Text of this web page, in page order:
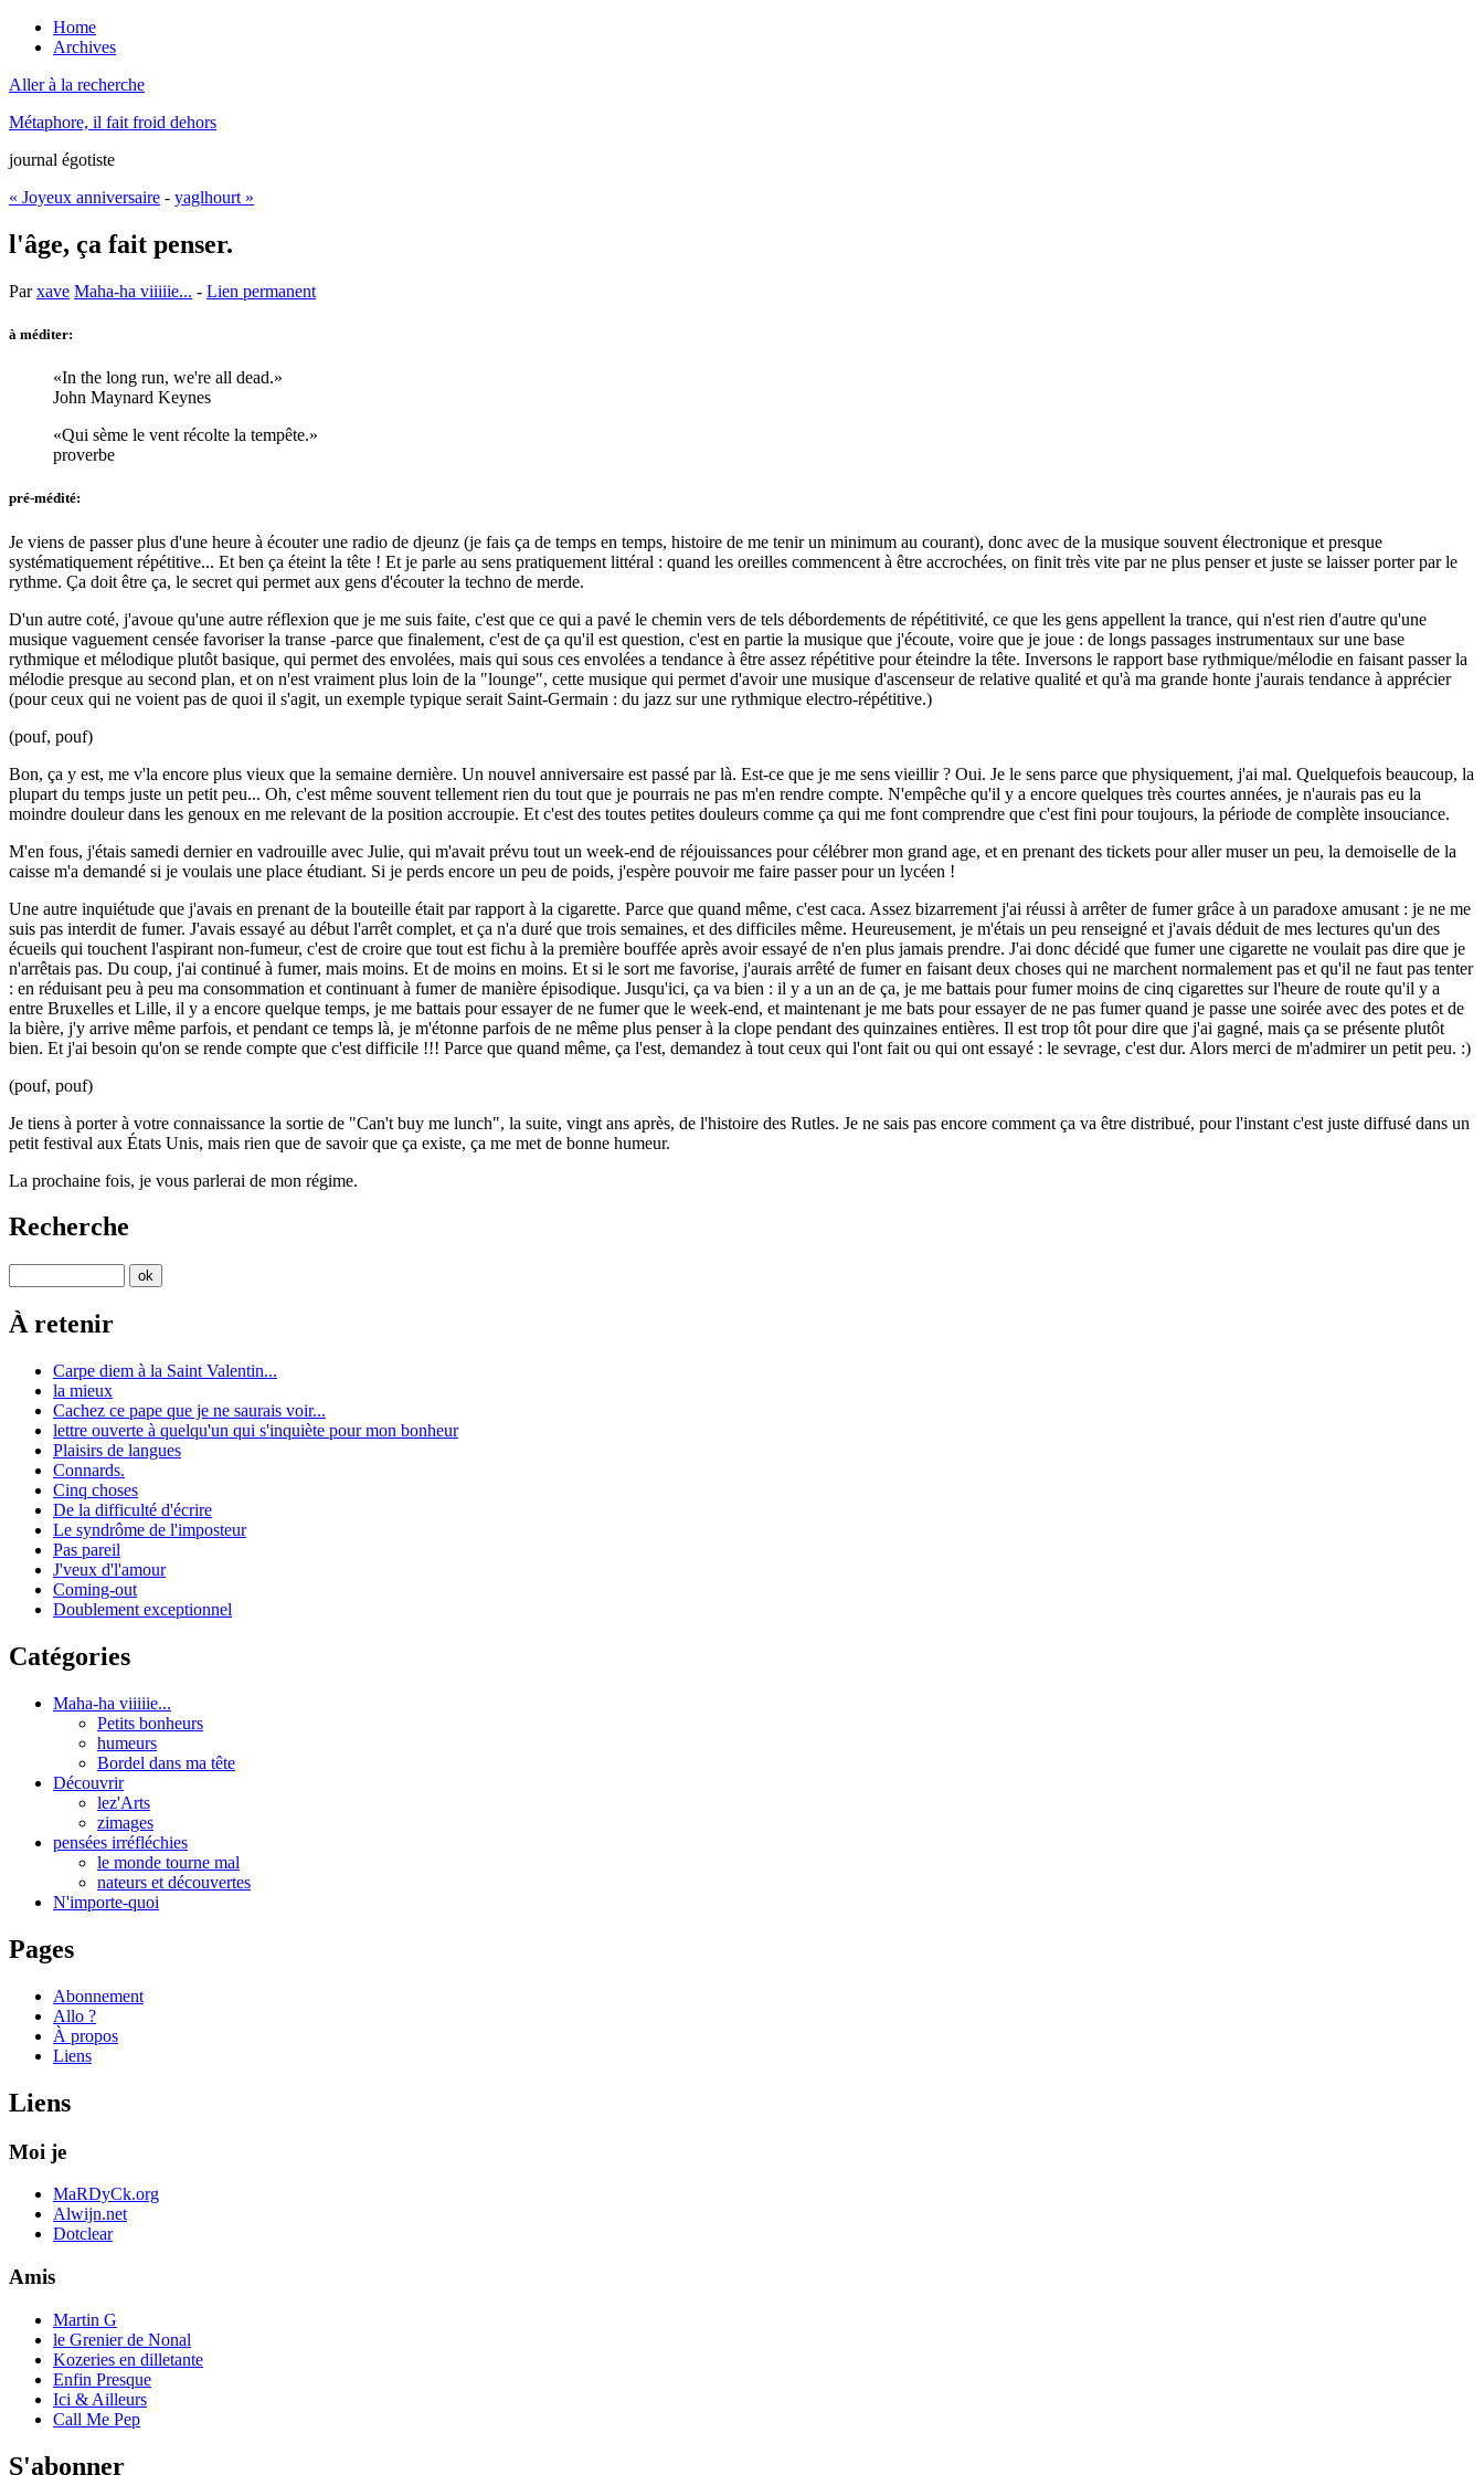
Home
Archives
Aller à la recherche
Métaphore, il fait froid dehors
journal égotiste
« Joyeux anniversaire - yaglhourt »
l'âge, ça fait penser.
Parxave Maha-ha viiiiie... - Lien permanent
à méditer:
In the long run, we're all dead.
John Maynard Keynes
Qui sème le vent récolte la tempête.
proverbe
pré-médité:
Je viens de passer plus d'une heure à écouter une radio de djeunz (je fais ça de temps en temps, histoire de me tenir un minimum au courant), donc avec de la musique souvent électronique et presque
systématiquement répétitive... Et ben ça éteint la tête ! Et je parle au sens pratiquement littéral : quand les oreilles commencent à être accrochées, on finit très vite par ne plus penser et juste se laisser porter par le
rythme. Ça doit être ça, le secret qui permet aux gens d'écouter la techno de merde.
D'un autre coté, j'avoue qu'une autre réflexion que je me suis faite, c'est que ce qui a pavé le chemin vers de tels débordements de répétitivité, ce que les gens appellent la trance, qui n'est rien d'autre qu'une
musique vaguement censée favoriser la transe -parce que finalement, c'est de ça qu'il est question, c'est en partie la musique que j'écoute, voire que je joue : de longs passages instrumentaux sur une base
rythmique et mélodique plutôt basique, qui permet des envolées, mais qui sous ces envolées a tendance à être assez répétitive pour éteindre la tête. Inversons le rapport base rythmique/mélodie en faisant passer la
mélodie presque au second plan, et on n'est vraiment plus loin de la "lounge", cette musique qui permet d'avoir une musique d'ascenseur de relative qualité et qu'à ma grande honte j'aurais tendance à apprécier
(pour ceux qui ne voient pas de quoi il s'agit, un exemple typique serait Saint-Germain : du jazz sur une rythmique electro-répétitive.)
(pouf, pouf)
Bon, ça y est, me v'la encore plus vieux que la semaine dernière. Un nouvel anniversaire est passé par là. Est-ce que je me sens vieillir ? Oui. Je le sens parce que physiquement, j'ai mal. Quelquefois beaucoup, la
plupart du temps juste un petit peu... Oh, c'est même souvent tellement rien du tout que je pourrais ne pas m'en rendre compte. N'empêche qu'il y a encore quelques très courtes années, je n'aurais pas eu la
moindre douleur dans les genoux en me relevant de la position accroupie. Et c'est des toutes petites douleurs comme ça qui me font comprendre que c'est fini pour toujours, la période de complète insouciance.
M'en fous, j'étais samedi dernier en vadrouille avec Julie, qui m'avait prévu tout un week-end de réjouissances pour célébrer mon grand age, et en prenant des tickets pour aller muser un peu, la demoiselle de la
caisse m'a demandé si je voulais une place étudiant. Si je perds encore un peu de poids, j'espère pouvoir me faire passer pour un lycéen !
Une autre inquiétude que j'avais en prenant de la bouteille était par rapport à la cigarette. Parce que quand même, c'est caca. Assez bizarrement j'ai réussi à arrêter de fumer grâce à un paradoxe amusant : je ne me
suis pas interdit de fumer. J'avais essayé au début l'arrêt complet, et ça n'a duré que trois semaines, et des difficiles même. Heureusement, je m'étais un peu renseigné et j'avais déduit de mes lectures qu'un des
écueils qui touchent l'aspirant non-fumeur, c'est de croire que tout est fichu à la première bouffée après avoir essayé de n'en plus jamais prendre. J'ai donc décidé que fumer une cigarette ne voulait pas dire que je
n'arrêtais pas. Du coup, j'ai continué à fumer, mais moins. Et de moins en moins. Et si le sort me favorise, j'aurais arrêté de fumer en faisant deux choses qui ne marchent normalement pas et qu'il ne faut pas tenter
: en réduisant peu à peu ma consommation et continuant à fumer de manière épisodique. Jusqu'ici, ça va bien : il y a un an de ça, je me battais pour fumer moins de cinq cigarettes sur l'heure de route qu'il y a
entre Bruxelles et Lille, il y a encore quelque temps, je me battais pour essayer de ne fumer que le week-end, et maintenant je me bats pour essayer de ne pas fumer quand je passe une soirée avec des potes et de
la bière, j'y arrive même parfois, et pendant ce temps là, je m'étonne parfois de ne même plus penser à la clope pendant des quinzaines entières. Il est trop tôt pour dire que j'ai gagné, mais ça se présente plutôt
bien. Et j'ai besoin qu'on se rende compte que c'est difficile !!! Parce que quand même, ça l'est, demandez à tout ceux qui l'ont fait ou qui ont essayé : le sevrage, c'est dur. Alors merci de m'admirer un petit peu. :)
(pouf, pouf)
Je tiens à porter à votre connaissance la sortie de "Can't buy me lunch", la suite, vingt ans après, de l'histoire des Rutles. Je ne sais pas encore comment ça va être distribué, pour l'instant c'est juste diffusé dans un
petit festival aux États Unis, mais rien que de savoir que ça existe, ça me met de bonne humeur.
La prochaine fois, je vous parlerai de mon régime.
Recherche
À retenir
Carpe diem à la Saint Valentin...
la mieux
Cachez ce pape que je ne saurais voir...
lettre ouverte à quelqu'un qui s'inquiète pour mon bonheur
Plaisirs de langues
Connards.
Cinq choses
De la difficulté d'écrire
Le syndrôme de l'imposteur
Pas pareil
J'veux d'l'amour
Coming-out
Doublement exceptionnel
Catégories
Maha-ha viiiiie...
Petits bonheurs
humeurs
Bordel dans ma tête
Découvrir
lez'Arts
zimages
pensées irréfléchies
le monde tourne mal
nateurs et découvertes
N'importe-quoi
Pages
Abonnement
Allo ?
À propos
Liens
Liens
Moi je
MaRDyCk.org
Alwijn.net
Dotclear
Amis
Martin G
le Grenier de Nonal
Kozeries en dilletante
Enfin Presque
Ici & Ailleurs
Call Me Pep
S'abonner